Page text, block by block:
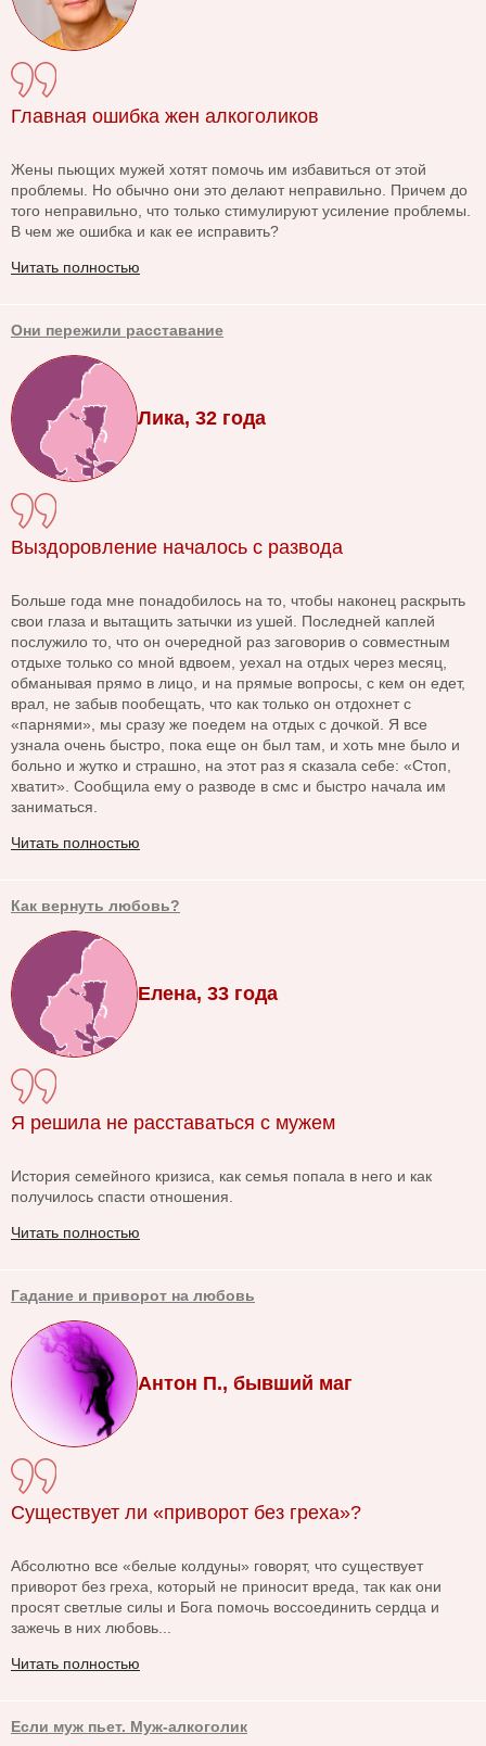
Главная ошибка жен алкоголиков
Жены пьющих мужей хотят помочь им избавиться от этой
проблемы. Но обычно они это делают неправильно. Причем до
того неправильно, что только стимулируют усиление проблемы.
В чем же ошибка и как ее исправить?
Читать полностью
Они пережили расставание
Лика, 32 года
Выздоровление началось с развода
Больше года мне понадобилось на то, чтобы наконец раскрыть
свои глаза и вытащить затычки из ушей. Последней каплей
послужило то, что он очередной раз заговорив о совместным
отдыхе только со мной вдвоем, уехал на отдых через месяц,
обманывая прямо в лицо, и на прямые вопросы, с кем он едет,
врал, не забыв пообещать, что как только он отдохнет с
«парнями», мы сразу же поедем на отдых с дочкой. Я все
узнала очень быстро, пока еще он был там, и хоть мне было и
больно и жутко и страшно, на этот раз я сказала себе: «Стоп,
хватит». Сообщила ему о разводе в смс и быстро начала им
заниматься.
Читать полностью
Как вернуть любовь?
Елена, 33 года
Я решила не расставаться с мужем
История семейного кризиса, как семья попала в него и как
получилось спасти отношения.
Читать полностью
Гадание и приворот на любовь
Антон П., бывший маг
Существует ли «приворот без греха»?
Абсолютно все «белые колдуны» говорят, что существует
приворот без греха, который не приносит вреда, так как они
просят светлые силы и Бога помочь воссоединить сердца и
зажечь в них любовь...
Читать полностью
Если муж пьет. Муж-алкоголик